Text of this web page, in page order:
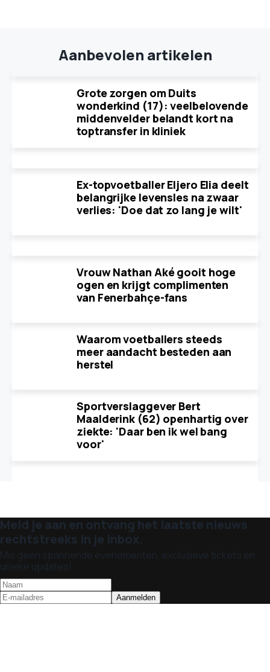
Aanbevolen artikelen
Grote zorgen om Duits
wonderkind (17): veelbelovende
middenvelder belandt kort na
toptransfer in kliniek
Ex-topvoetballer Eljero Elia deelt
belangrijke levensles na zwaar
verlies: 'Doe dat zo lang je wilt'
Vrouw Nathan Aké gooit hoge
ogen en krijgt complimenten
van Fenerbahçe-fans
Waarom voetballers steeds
meer aandacht besteden aan
herstel
Sportverslaggever Bert
Maalderink (62) openhartig over
ziekte: 'Daar ben ik wel bang
voor'
Meld je aan en ontvang het laatste nieuws
rechtstreeks in je inbox.
Mis geen spannende evenementen, exclusieve tickets en
unieke updates!